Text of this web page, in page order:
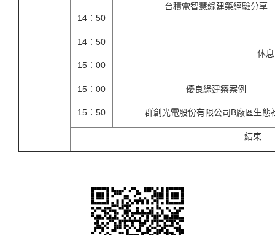
14：50
台積電智慧綠建築經驗分享
14：50
15：00
休
15：00
15：50
優良綠建築案例
群創光電股份有限公司B廠區生態
結束